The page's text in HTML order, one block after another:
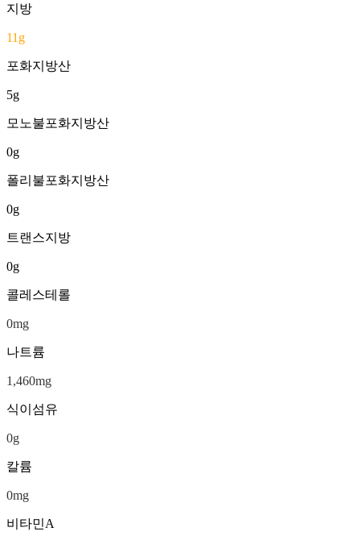
지방
11 g
포화지방산
5g
모노불포화지방산
0g
폴리불포화지방산
0g
트랜스지방
0g
콜레스테롤
0mg
나트륨
1,460mg
식이섬유
0g
칼륨
0mg
비타민A